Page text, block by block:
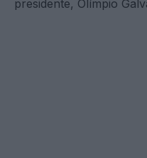
presidente, Olímpio